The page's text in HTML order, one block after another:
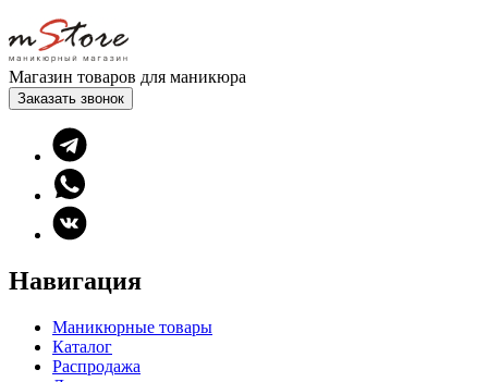
Магазин товаров для маникюра
Заказать звонок
Навигация
Маникюрные товары
Каталог
Распродажа